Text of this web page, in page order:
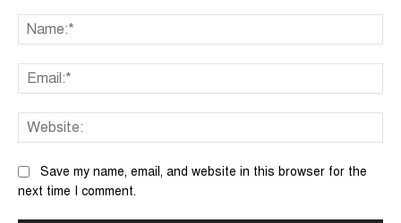
Save my name, email, and website in this browser for the
next time I comment.